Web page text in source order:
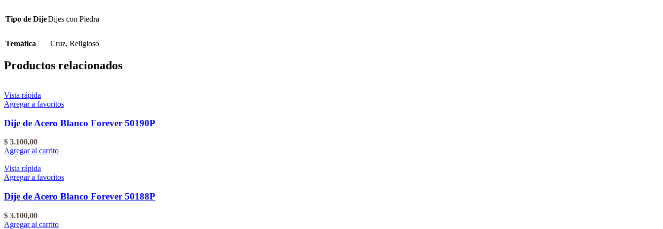
Tipo de DijeDijes con Piedra
Temática Cruz, Religioso
Productos relacionados
Vista rápida
Agregar a favoritos
Dije de Acero Blanco Forever 50190P
$ 3.100,00
Agregar al carrito
Vista rápida
Agregar a favoritos
Dije de Acero Blanco Forever 50188P
$ 3.100,00
Agregar al carrito